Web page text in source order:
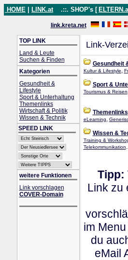
HOME LINK.at .::. SHOP's [
link.kreta.net
TOP LINK
Land & Leute
Suchen & Finden
Kategorien
Gesundheit &
Lifestyle
Sport & Unterhaltung
Themenlinks
Wirtschaft & Politik
Wissen & Technik
SPEED LINK
weitere Funktionen
Link vorschlagen
COVER-Domain
Link-
Gesundheit
Kultur & Lifestyle,
Sport &
Tourismus & Reisen
Themenlinks
eLearning,
Wissen &
Training &
Telekommunikation
Tipp:
Link zu
im
du
eMail